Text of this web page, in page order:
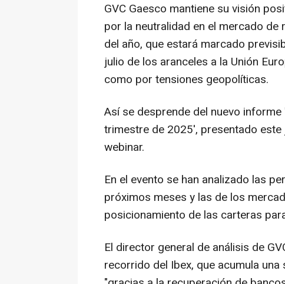
GVC Gaesco mantiene su visión
por la neutralidad en el mercado
del año, que estará marcado
julio de los aranceles a la Unión
como por tensiones geopolíticas.
Así se desprende del nuevo
trimestre de 2025', presentado
webinar.
En el evento se han analizado las
próximos meses y las de los
posicionamiento de las carteras
El director general de análisis de
recorrido del Ibex, que acumula